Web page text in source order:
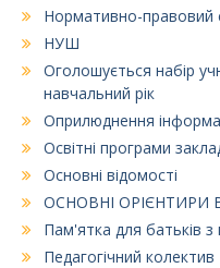
Нормативно-правовий
НУШ
Оголошується набір
навчальний рік
Оприлюднення
Освітні програми
Основні відомості
ОСНОВНІ ОРІЄНТИРИ
Пам'ятка для батьків
Педагогічний колектив